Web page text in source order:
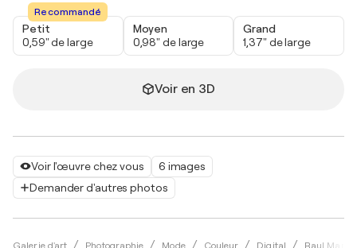
Voir l'œuvre chez vous
6 images
Demander d'autres photos
Galerie d'art Photographie Mode Couleur Digital Raul Martin
Recommandé
Petit
0,59" de large
Moyen
0,98" de large
Grand
1,37" de large
Voir en 3D